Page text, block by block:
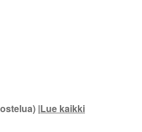
|Lue kaikki